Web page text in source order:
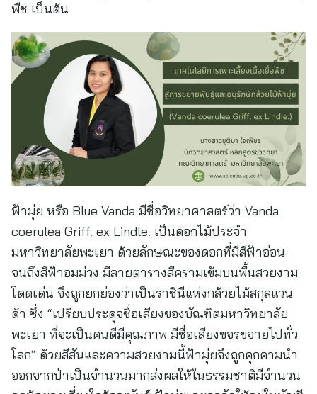
พืช เป็นต้น
ฟ้ามุ่ย หรือ Blue Vanda มีชื่อวิทยาศาสตร์ว่า Vanda
coerulea Griff. ex Lindle. เป็นดอกไม้ประจำ
มหาวิทยาลัยพะเยา ด้วยลักษณะของดอกที่มีสีฟ้าอ่อน
จนถึงสีฟ้าอมม่วง มีลายตารางสีครามเข้มบนพื้นสวยงาม
โดดเด่น จึงถูกยกย่องว่าเป็นราชินีแห่งกล้วยไม้สกุลแวน
ด้า ซึ่ง “เปรียบประดุจชื่อเสียงของบัณฑิตมหาวิทยาลัย
พะเยา ที่จะเป็นคนดีมีคุณภาพ มีชื่อเสียงขจรขจายไปทั่ว
โลก” ด้วยสีสันและความสวยงามนี้ฟ้ามุ่ยจึงถูกคุกคามนำ
ออกจากป่าเป็นจำนวนมากส่งผลให้ในธรรมชาติมีจำนวน